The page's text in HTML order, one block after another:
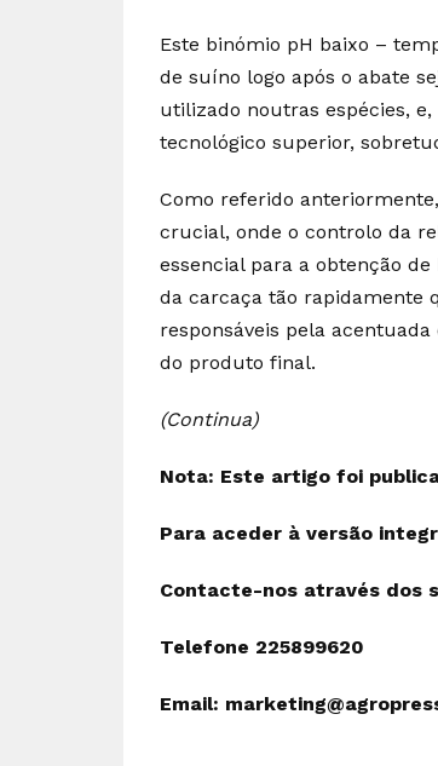
Este binómio pH baixo –
de suíno logo após o abate
utilizado noutras espécies,
tecnológico superior,
Como referido
crucial, onde o controlo da
essencial para a obtenção
da carcaça tão rapidamente
responsáveis pela
do produto final.
(Continua)
Nota: Este artigo foi
Para aceder à versão
Contacte-nos através dos
Telefone 225899620
Email: